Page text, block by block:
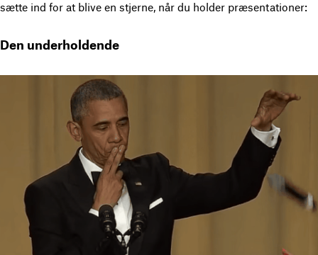
sætte ind for at blive en stjerne, når du holder præsentationer:
Den underholdende